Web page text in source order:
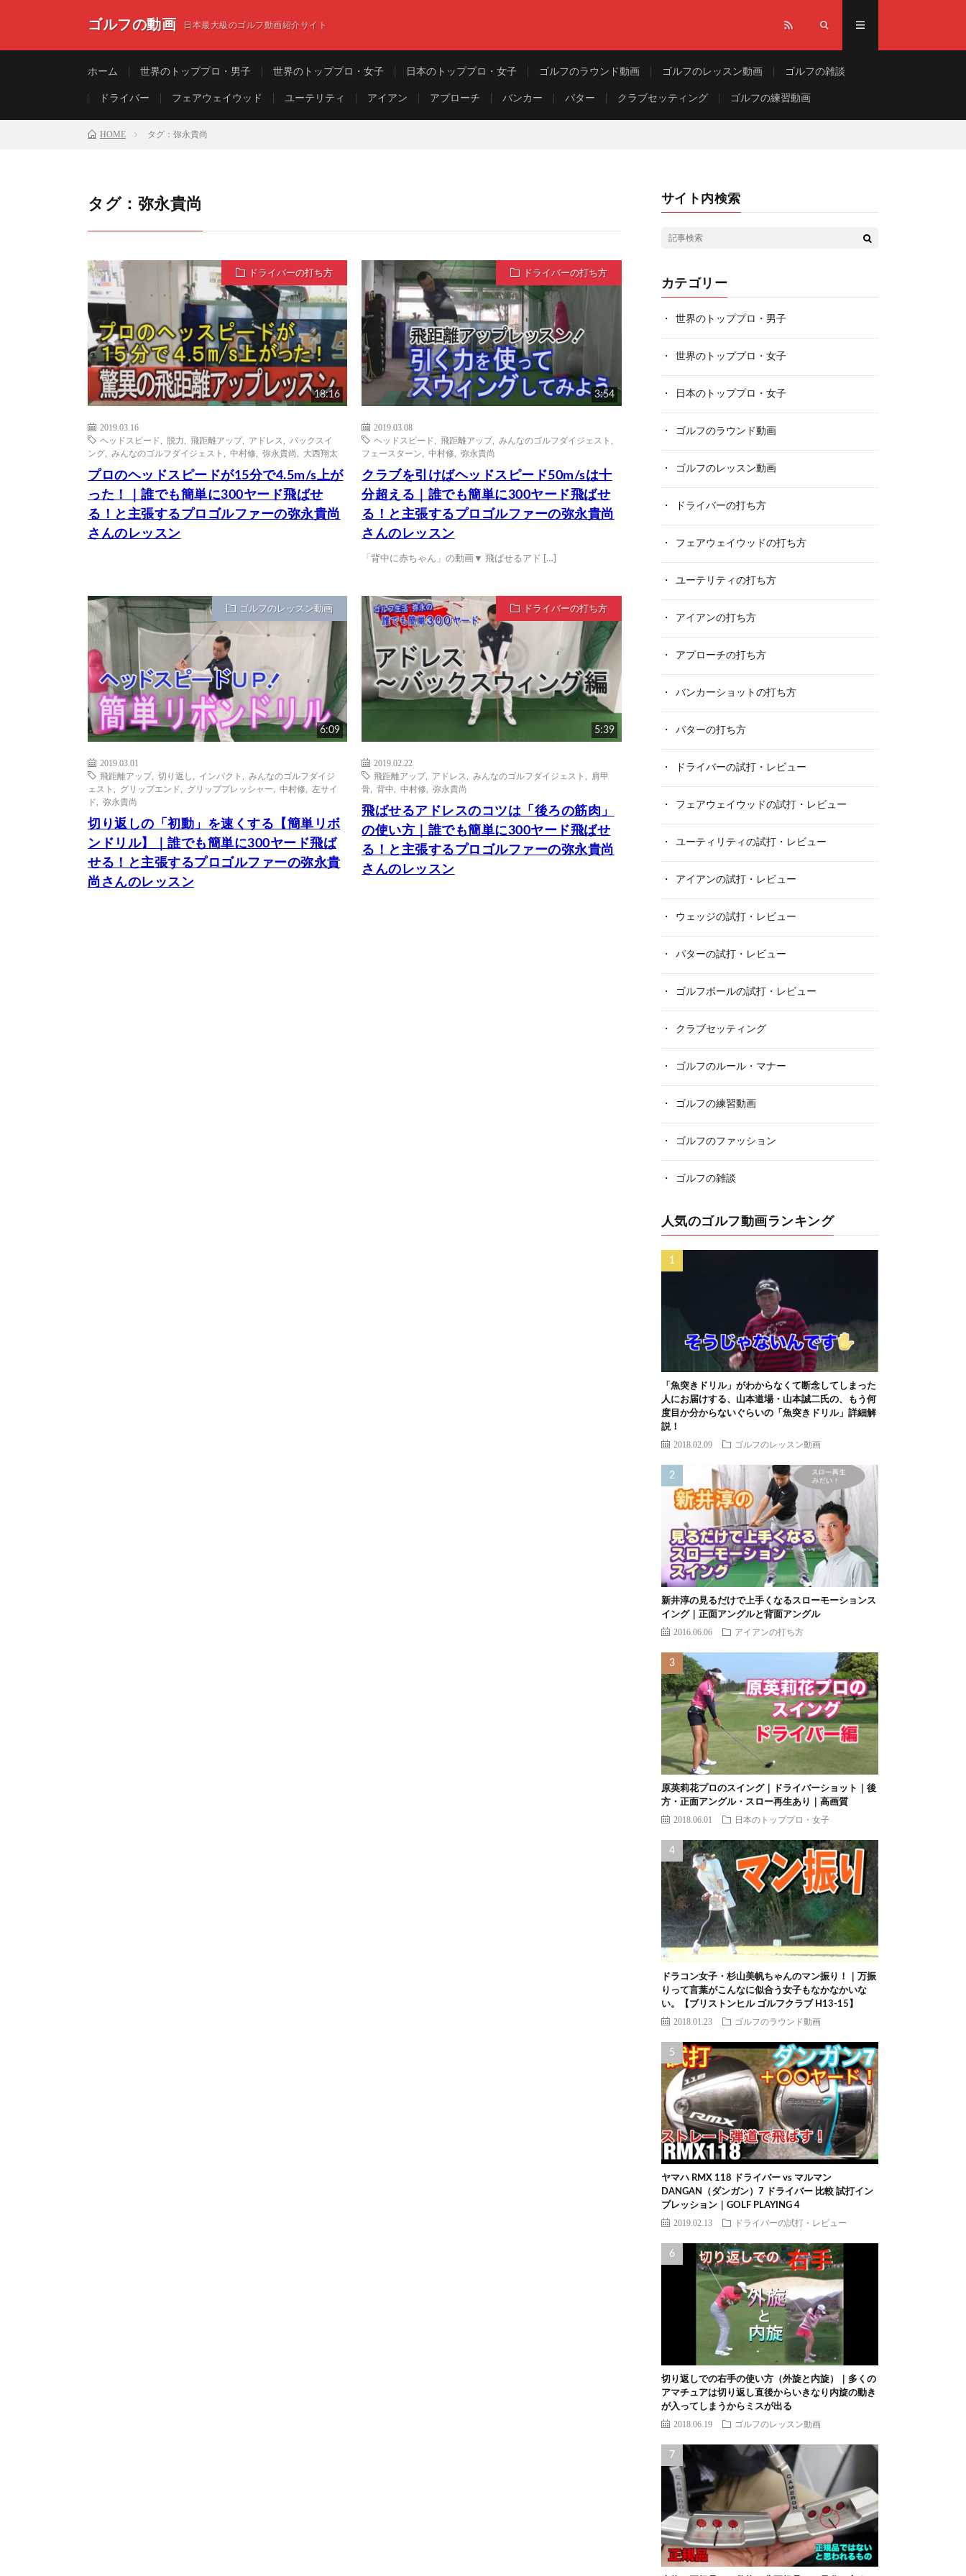
ゴルフの動画 日本最大級のゴルフ動画紹介サイト
ホーム 世界のトッププロ・男子 世界のトッププロ・女子 日本のトッププロ・女子 ゴルフのラウンド動画 ゴルフのレッスン動画 ゴルフの雑談
ドライバー フェアウェイウッド ユーテリティ アイアン アプローチ バンカー パター クラブセッティング ゴルフの練習動画
HOME タグ：弥永貴尚
タグ：弥永貴尚
ドライバーの打ち方
18:16
2019.03.16
ヘッドスピード
脱力 飛距離アップ, アドレス
バックスイ
ング
みんなのゴルフダイジェスト 中村修 弥永貴尚 大西翔太
プロのヘッドスピードが15分で4.5m/s上が
った！｜誰でも簡単に300ヤード飛ばせ
る！と主張するプロゴルファーの弥永貴尚
さんのレッスン
ドライバーの打ち方
3:54
2019.03.08
ヘッドスピード
,飛距離アップ, みんなのゴルフダイジェスト
フェースターン
,中村修 ,弥永貴尚
クラブを引けばヘッドスピード50m/sは十
分超える｜誰でも簡単に300ヤード飛ばせ
る！と主張するプロゴルファーの弥永貴尚
さんのレッスン
「背中に赤ちゃん」の動画▼ 飛ばせるアド […]
ゴルフのレッスン動画
6:09
2019.03.01
飛距離アップ, 切り返し インパクト
みんなのゴルフダイジ
ェスト
グリップエンド グリッププレッシャー 中村修
左サイ
ド
弥永貴尚
切り返しの「初動」を速くする【簡単リボ
ンドリル】｜誰でも簡単に300ヤード飛ば
せる！と主張するプロゴルファーの弥永貴
尚さんのレッスン
ドライバーの打ち方
5:39
2019.02.22
飛距離アップ, アドレス ,みんなのゴルフダイジェスト
肩甲
骨 ,背中 ,中村修 ,弥永貴尚
飛ばせるアドレスのコツは「後ろの筋肉」
の使い方｜誰でも簡単に300ヤード飛ばせ
る！と主張するプロゴルファーの弥永貴尚
さんのレッスン
サイト内検索
カテゴリー
世界のトッププロ・男子
世界のトッププロ・女子
日本のトッププロ・女子
ゴルフのラウンド動画
ゴルフのレッスン動画
ドライバーの打ち方
フェアウェイウッドの打ち方
ユーテリティの打ち方
アイアンの打ち方
アプローチの打ち方
バンカーショットの打ち方
パターの打ち方
ドライバーの試打・レビュー
フェアウェイウッドの試打・レビュー
ユーティリティの試打・レビュー
アイアンの試打・レビュー
ウェッジの試打・レビュー
パターの試打・レビュー
ゴルフボールの試打・レビュー
クラブセッティング
ゴルフのルール・マナー
ゴルフの練習動画
ゴルフのファッション
ゴルフの雑談
人気のゴルフ動画ランキング
「魚突きドリル」がわからなくて断念してしまった
人にお届けする、山本道場・山本誠二氏の、もう何
度目か分からないぐらいの「魚突きドリル」詳細解
説！
2018.02.09 ゴルフのレッスン動画
新井淳の見るだけで上手くなるスローモーションス
イング｜正面アングルと背面アングル
2016.06.06 アイアンの打ち方
原英莉花プロのスイング｜ドライバーショット｜後
方・正面アングル・スロー再生あり｜高画質
2018.06.01 日本のトッププロ・女子
ドラコン女子・杉山美帆ちゃんのマン振り！｜万振
りって言葉がこんなに似合う女子もなかなかいな
い。【ブリストンヒル ゴルフクラブ H13-15】
2018.01.23 ゴルフのラウンド動画
ヤマハ RMX 118 ドライバー vs マルマン
DANGAN（ダンガン）7 ドライバー 比較 試打イン
プレッション｜GOLF PLAYING 4
2019.02.13 ドライバーの試打・レビュー
切り返しでの右手の使い方（外旋と内旋）｜多くの
アマチュアは切り返し直後からいきなり内旋の動き
が入ってしまうからミスが出る
2018.06.19 ゴルフのレッスン動画